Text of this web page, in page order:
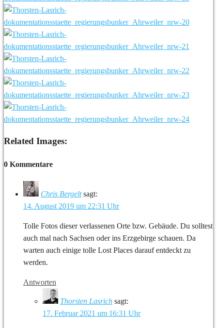
Related Images:
0 Kommentare
Chris Bergelt sagt:
14. August 2019 um 22:31 Uhr
Tolle Fotos dieser verlassenen Orte bzw. Gebäude. Du solltest
auch mal nach Sachsen oder ins Erzgebirge schauen. Da
warten auch einige tolle Lost Places darauf entdeckt zu
werden.
Antworten
Thorsten Lasrich sagt:
17. Februar 2021 um 16:31 Uhr